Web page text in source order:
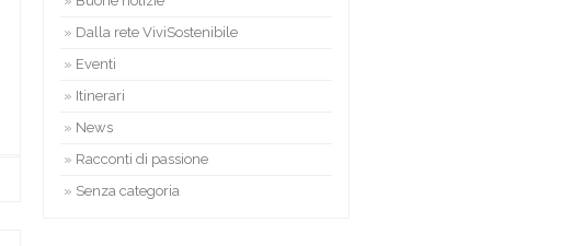
Dalla rete ViviSostenibile
Eventi
Itinerari
News
Racconti di passione
Senza categoria